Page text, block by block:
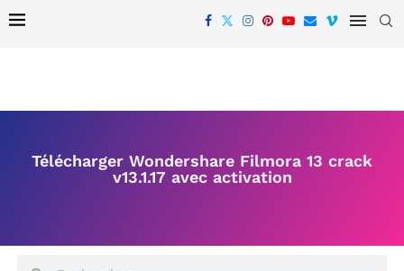
Télécharger Wondershare Filmora 13 crack
v13.1.17 avec activation